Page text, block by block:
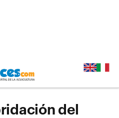
principal
del